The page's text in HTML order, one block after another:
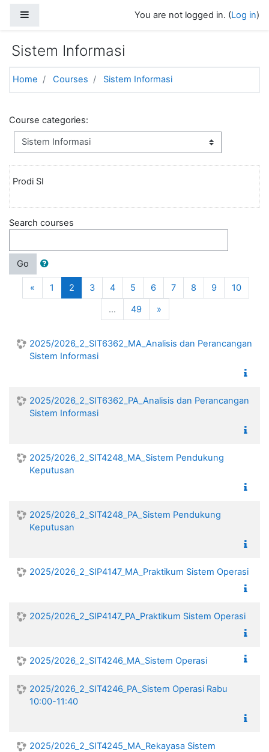
You are not logged in. (Log in)
Sistem Informasi
Home Courses Sistem Informasi
Course categories:
Prodi SI
Search courses
Go
«Previous
1 2(current)
3 4 5 6 7 8 9
10
…
49 »
2025/2026_2_SIT6362_MA_Analisis dan Perancangan
Sistem Informasi
2025/2026_2_SIT6362_PA_Analisis dan Perancangan
Sistem Informasi
2025/2026_2_SIT4248_MA_Sistem Pendukung
Keputusan
2025/2026_2_SIT4248_PA_Sistem Pendukung
Keputusan
2025/2026_2_SIP4147_MA_Praktikum Sistem Operasi
2025/2026_2_SIP4147_PA_Praktikum Sistem Operasi
2025/2026_2_SIT4246_MA_Sistem Operasi
2025/2026_2_SIT4246_PA_Sistem Operasi Rabu
10:00-11:40
2025/2026_2_SIT4245_MA_Rekayasa Sistem